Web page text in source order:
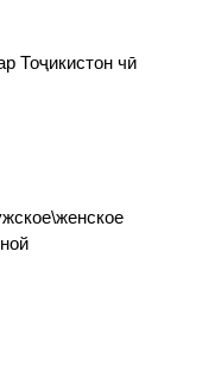
Тоҷикистон чӣ